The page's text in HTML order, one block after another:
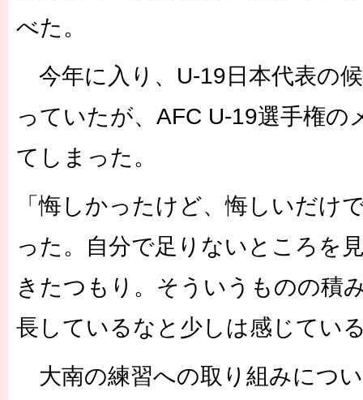
べた。
今年に入り、U-19日本代表の
っていたが、AFC U-19選手権の
てしまった。
「悔しかったけど、悔しいだけ
った。自分で足りないところを
きたつもり。そういうものの積
長しているなと少しは感じてい
大南の練習への取り組みにつ